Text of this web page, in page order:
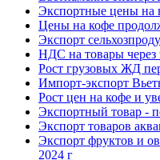
Экспортные цены на
Цены на кофе
Экспорт
НДС на товары через
Рост грузовых ЖД
Импорт-экспорт
Рост цен на кофе и
Экспортный товар -
Экспорт товаров
Экспорт фруктов и
2024 г